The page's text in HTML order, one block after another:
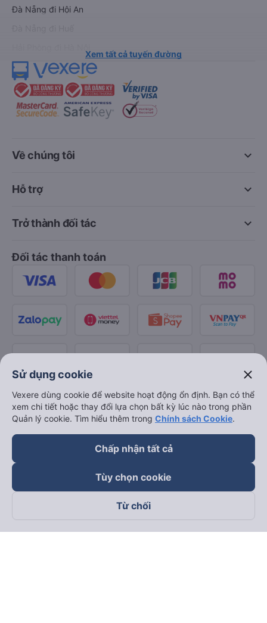
Đà Nẵng đi Hội An
Xem tất cả tuyến đường
keyboard_arrow_down
Về chúng tôi
keyboard_arrow_down
Hỗ trợ
keyboard_arrow_down
Trở thành đối tác
Đối tác thanh toán
Theo dõi chúng tôi trên
Sử dụng cookie close
Vexere dùng cookie để website hoạt động ổn định. Bạn có thể
xem chi tiết hoặc thay đổi lựa chọn bất kỳ lúc nào trong phần
Quản lý cookie. Tìm hiểu thêm trong Chính sách Cookie.
Chấp nhận tất cả
Tùy chọn cookie
Từ chối